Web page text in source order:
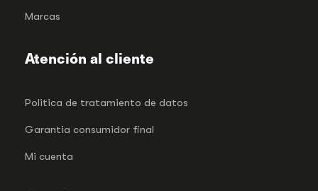
Marcas
Atención al cliente
Politica de tratamiento de datos
Garantia consumidor final
Mi cuenta